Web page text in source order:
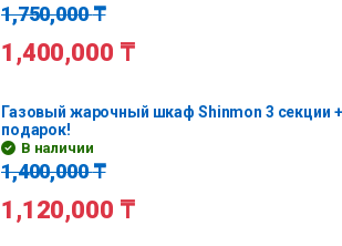
1,750,000₸
1,400,000 ₸
Газовый жарочный шкаф Shinmon 3 секции
подарок!
В наличии
1,400,000₸
1,120,000 ₸